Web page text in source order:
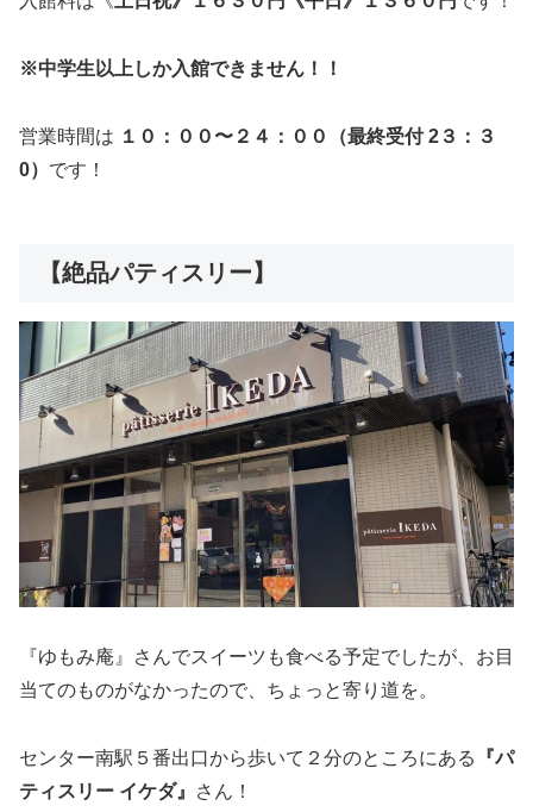
※中学生以上しか入館できません！！
営業時間は １０：００〜２４：００（最終受付 2３：３
0） です！
【絶品パティスリー】
『ゆもみ庵』さんでスイーツも食べる予定でしたが、お目
当てのものがなかったので、ちょっと寄り道を。
センター南駅５番出口から歩いて２分のところにある
『パ
ティスリー イケダ』
さん！